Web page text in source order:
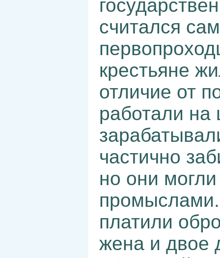
считался
крестьяне
отличие от
работали на
частично
но они
платили
жена и двое